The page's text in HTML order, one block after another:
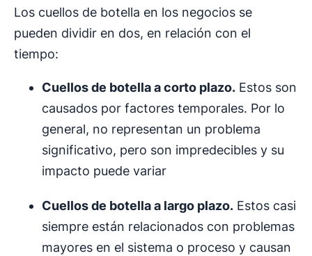
Los cuellos de botella en los negocios se
pueden dividir en dos, en relación con el
tiempo:
Cuellos de botellaa corto plazo. Estos son
causados por factores temporales. Por lo
general, no representan un problema
significativo, pero son impredecibles y su
impacto puede variar
Cuellos de botellaa largo plazo. Estos casi
siempre están relacionados con problemas
mayores en el sistema o proceso y causan